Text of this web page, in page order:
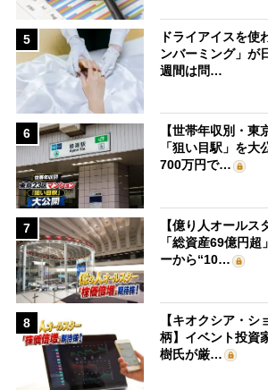
5
ドライアイスを使
ンバーミング」
週間は問…
6
【世帯年収別・
「狙い目駅」を大
700万円で…
7
【億り人オールス
「総資産69億円
ーから“10…
8
【キオクシア・
柄】イベント投資
樹氏が厳…